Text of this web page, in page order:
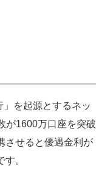
を起源とするネッ
が1600万口座を突破
させると優遇金利が
。